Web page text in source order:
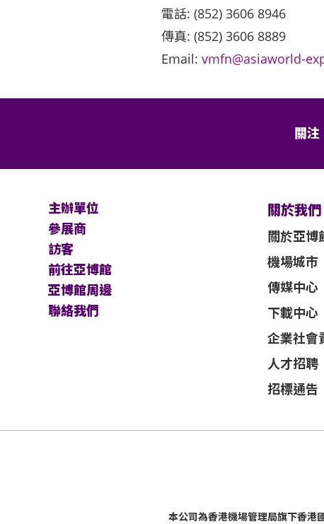
電話: (852) 3606 8946
傳真: (852) 3606 8889
Email: vmfn@asiaworld-
關注
主辦單位
參展商
訪客
前往亞博館
亞博館周邊
聯絡我們
關於我們
關於亞博
機場城市
傳媒中心
下載中心
企業社會
人才招聘
招標通告
本公司為香港機場管理局旗下香港